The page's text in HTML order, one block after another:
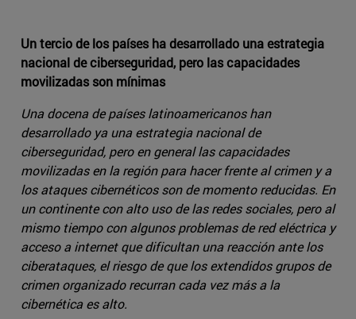
Un tercio de los países ha desarrollado una estrategia
nacional de ciberseguridad, pero las capacidades
movilizadas son mínimas
Una docena de países latinoamericanos han
desarrollado ya una estrategia nacional de
ciberseguridad, pero en general las capacidades
movilizadas en la región para hacer frente al crimen y a
los ataques cibernéticos son de momento reducidas. En
un continente con alto uso de las redes sociales, pero al
mismo tiempo con algunos problemas de red eléctrica y
acceso a internet que dificultan una reacción ante los
ciberataques, el riesgo de que los extendidos grupos de
crimen organizado recurran cada vez más a la
cibernética es alto.